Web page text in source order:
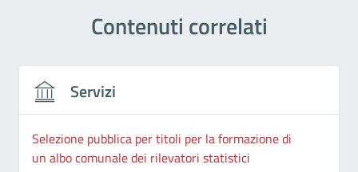
Contenuti correlati
Servizi
Selezione pubblica per titoli per la formazione di
un albo comunale dei rilevatori statistici